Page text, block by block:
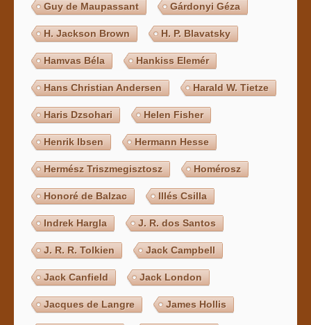
Guy de Maupassant Gárdonyi Géza
H. Jackson Brown H. P. Blavatsky
Hamvas Béla Hankiss Elemér
Hans Christian Andersen Harald W. Tietze
Haris Dzsohari Helen Fisher
Henrik Ibsen Hermann Hesse
Hermész Triszmegisztosz Homérosz
Honoré de Balzac Illés Csilla
Indrek Hargla J. R. dos Santos
J. R. R. Tolkien Jack Campbell
Jack Canfield Jack London
Jacques de Langre James Hollis